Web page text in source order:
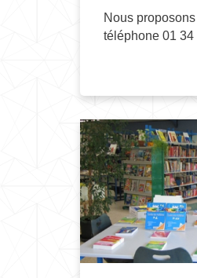
Nous
téléphone 01